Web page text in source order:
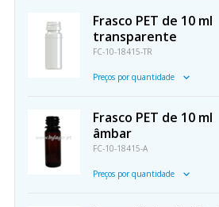
Frasco PET de 10 ml
transparente
FC-10-18415-TR
Preços por quantidade
Frasco PET de 10 ml
âmbar
FC-10-18415-A
Preços por quantidade